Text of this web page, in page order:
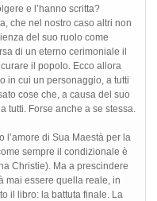
e l’hanno scritta?
che nel nostro caso altri non
del suo ruolo come
di un eterno cerimoniale il
il popolo. Ecco allora
in cui un personaggio, a tutti
cose che, a causa del suo
tutti. Forse anche a se stessa.
l’amore di Sua Maestà per la
sempre il condizionale è
Christie). Ma a prescindere
mai essere quella reale, in
il libro: la battuta finale. La